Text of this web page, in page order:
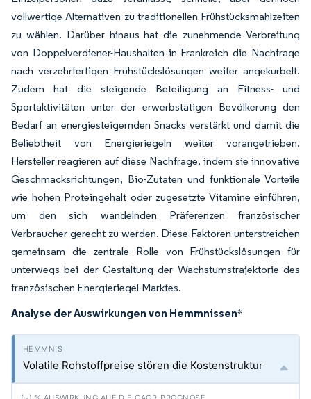
vollwertige Alternativen zu traditionellen Frühstücksmahlzeiten
zu wählen. Darüber hinaus hat die zunehmende Verbreitung
von Doppelverdiener-Haushalten in Frankreich die Nachfrage
nach verzehrfertigen Frühstückslösungen weiter angekurbelt.
Zudem hat die steigende Beteiligung an Fitness- und
Sportaktivitäten unter der erwerbstätigen Bevölkerung den
Bedarf an energiesteigernden Snacks verstärkt und damit die
Beliebtheit von Energieriegeln weiter vorangetrieben.
Hersteller reagieren auf diese Nachfrage, indem sie innovative
Geschmacksrichtungen, Bio-Zutaten und funktionale Vorteile
wie hohen Proteingehalt oder zugesetzte Vitamine einführen,
um den sich wandelnden Präferenzen französischer
Verbraucher gerecht zu werden. Diese Faktoren unterstreichen
gemeinsam die zentrale Rolle von Frühstückslösungen für
unterwegs bei der Gestaltung der Wachstumstrajektorie des
französischen Energieriegel-Marktes.
Analyse der Auswirkungen von Hemmnissen*
Volatile Rohstoffpreise stören die Kostenstruktur